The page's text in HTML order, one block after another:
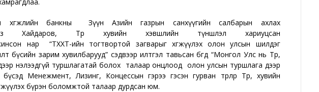
хамрагдлаа.
банкны Зүүн Азийн газрын санхүүгийн салбарын ахлах
Хайдаров, Төр хувийн хэвшлийн түншлэл хариуцсан
нар “ТХХТ-ийн тогтвортой загварыг хөгжүүлэх олон улсын шилдэг
бүсийн зарим хувилбарууд” сэдвээр илтгэл тавьсан бөгөөд “Монгол Улс нь Төр,
нэлээдгүй туршлагатай болох талаар онцлоод олон улсын туршлага дээр
бүсэд Менежмент, Лизинг, Концессын гэрээ гэсэн гурван төрлөөр Төр, хувийн
бүрэн боломжтой талаар дурдсан юм.